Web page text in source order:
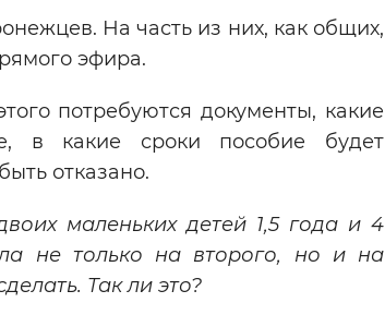
На часть из них, как общих,
эфира.
потребуются документы, какие
в какие сроки пособие будет
отказано.
маленьких детей 1,5 года и 4
не только на второго, но и на
Так ли это?